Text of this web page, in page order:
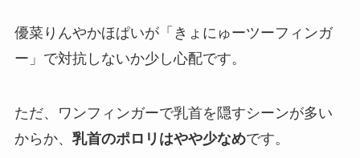
優菜りんやかほぱいが「きょにゅーツーフィンガ
ー」で対抗しないか少し心配です。
ただ、ワンフィンガーで乳首を隠すシーンが多い
からか、 乳首のポロリはやや少なめです。